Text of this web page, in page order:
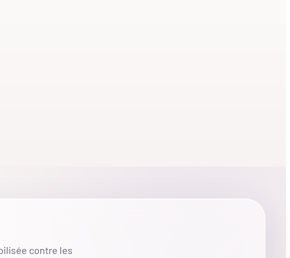
contre les